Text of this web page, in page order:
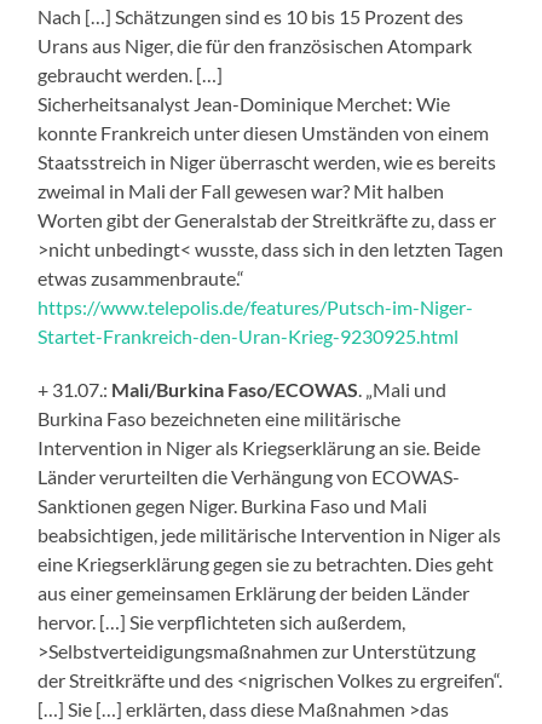
Nach […] Schätzungen sind es 10 bis 15 Prozent des
Urans aus Niger, die für den französischen Atompark
gebraucht werden. […]
Sicherheitsanalyst Jean-Dominique Merchet: Wie
konnte Frankreich unter diesen Umständen von einem
Staatsstreich in Niger überrascht werden, wie es bereits
zweimal in Mali der Fall gewesen war? Mit halben
Worten gibt der Generalstab der Streitkräfte zu, dass er
>nicht unbedingt< wusste, dass sich in den letzten Tagen
etwas zusammenbraute.“
https://www.telepolis.de/features/Putsch-im-Niger-
Startet-Frankreich-den-Uran-Krieg-9230925.html
+ 31.07.: Mali/Burkina Faso/ECOWAS . „Mali und
Burkina Faso bezeichneten eine militärische
Intervention in Niger als Kriegserklärung an sie. Beide
Länder verurteilten die Verhängung von ECOWAS-
Sanktionen gegen Niger. Burkina Faso und Mali
beabsichtigen, jede militärische Intervention in Niger als
eine Kriegserklärung gegen sie zu betrachten. Dies geht
aus einer gemeinsamen Erklärung der beiden Länder
hervor. […] Sie verpflichteten sich außerdem,
>Selbstverteidigungsmaßnahmen zur Unterstützung
der Streitkräfte und des <nigrischen Volkes zu ergreifen“.
[…] Sie […] erklärten, dass diese Maßnahmen >das